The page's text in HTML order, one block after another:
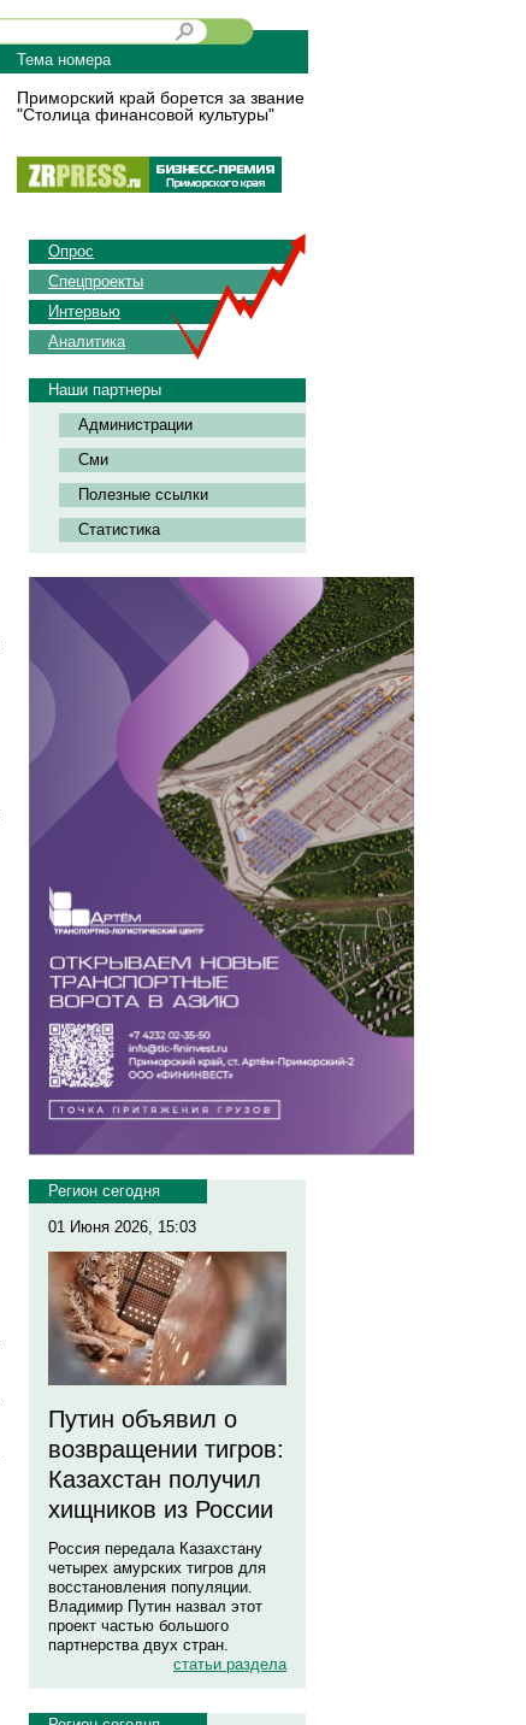
Тема номера
Приморский край борется за звание
"Столица финансовой культуры"
Опрос
Спецпроекты
Интервью
Аналитика
Наши партнеры
Администрации
Сми
Полезные ссылки
Статистика
Регион сегодня
01 Июня 2026, 15:03
Путин объявил о
возвращении тигров:
Казахстан получил
хищников из России
Россия передала Казахстану
четырех амурских тигров для
восстановления популяции.
Владимир Путин назвал этот
проект частью большого
партнерства двух стран.
статьи раздела